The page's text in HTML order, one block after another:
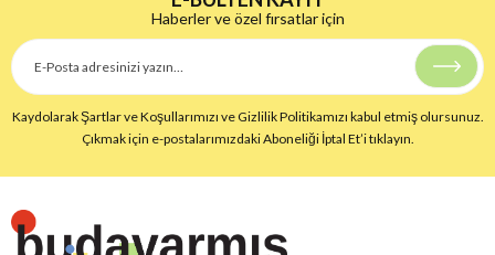
Haberler ve özel fırsatlar için
Kaydolarak Şartlar ve Koşullarımızı ve Gizlilik Politikamızı kabul etmiş olursunuz.
Çıkmak için e-postalarımızdaki Aboneliği İptal Et’i tıklayın.